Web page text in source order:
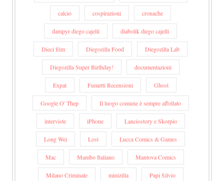
calcio cospirazioni cronache
dampyr diego cajelli diabolik diego cajelli
Dieci film Diegozilla Food Diegozilla Lab
Diegozilla Super Birthday! documentazioni
Expat Fumetti Recensioni Ghost
Google O' Thep Il luogo comune è sempre affollato
interviste iPhone Lanciostory e Skorpio
Long Wei Lost Lucca Comics & Games
Mac Mambo Italiano Mantova Comics
Milano Criminale minizilla Papi Silvio